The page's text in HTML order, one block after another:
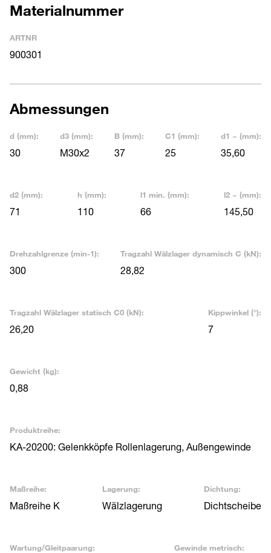
Materialnummer
ARTNR
900301
Abmessungen
d (mm):
30
d3 (mm):
M30x2
B (mm):
37
C1 (mm):
25
d1 ~ (mm):
35,60
d2 (mm):
71
h (mm):
110
l1 min. (mm):
66
l2 ~ (mm):
145,50
Drehzahlgrenze (min-1):
300
Tragzahl Wälzlager dynamisch C (kN):
28,82
Tragzahl Wälzlager statisch C0 (kN):
26,20
Kippwinkel (°):
7
Gewicht (kg):
0,88
Produktreihe:
KA-20200: Gelenkköpfe Rollenlagerung, Außengewinde
Maßreihe:
Maßreihe K
Lagerung:
Wälzlagerung
Dichtung:
Dichtscheibe
Wartung/Gleitpaarung: Gewinde metrisch: